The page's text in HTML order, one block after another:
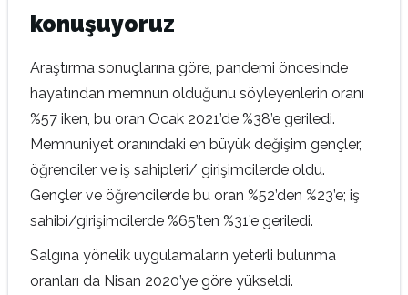
konuşuyoruz
Araştırma sonuçlarına göre, pandemi öncesinde
hayatından memnun olduğunu söyleyenlerin oranı
%57 iken, bu oran Ocak 2021’de %38’e geriledi.
Memnuniyet oranındaki en büyük değişim gençler,
öğrenciler ve iş sahipleri/ girişimcilerde oldu.
Gençler ve öğrencilerde bu oran %52’den %23’e; iş
sahibi/girişimcilerde %65’ten %31’e geriledi.
Salgına yönelik uygulamaların yeterli bulunma
oranları da Nisan 2020’ye göre yükseldi.